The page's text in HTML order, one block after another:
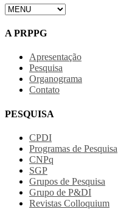
A PRPPG
Apresentação
Pesquisa
Organograma
Contato
PESQUISA
CPDI
Programas de Pesquisa
CNPq
SGP
Grupos de Pesquisa
Grupo de P&DI
Revistas Colloquium